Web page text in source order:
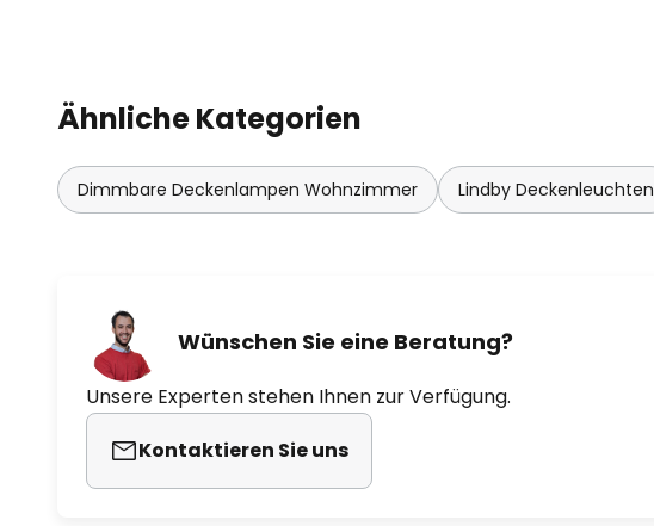
Ähnliche Kategorien
Dimmbare Deckenlampen Wohnzimmer Lindby Deckenleuchten
Wünschen Sie eine Beratung?
Unsere Experten stehen Ihnen zur Verfügung.
Kontaktieren Sie uns